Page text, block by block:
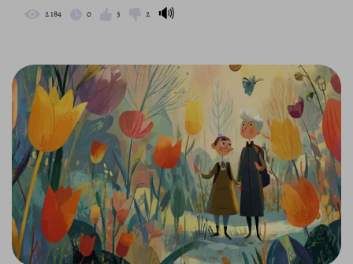
2 184 0 3 2 🔊